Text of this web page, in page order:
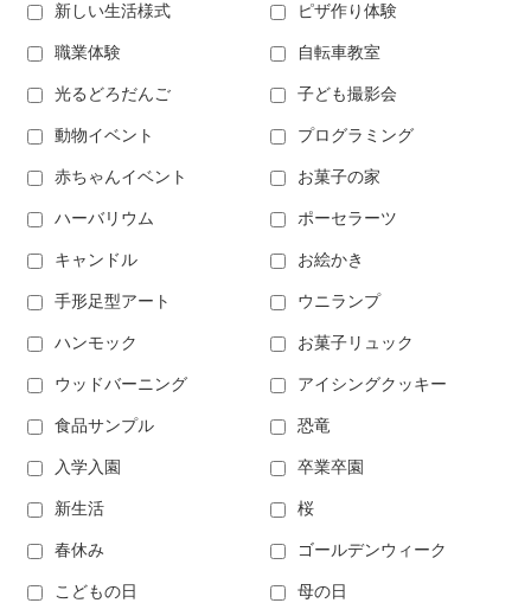
新しい生活様式 ピザ作り体験
職業体験 自転車教室
光るどろだんご 子ども撮影会
動物イベント プログラミング
赤ちゃんイベント お菓子の家
ハーバリウム ポーセラーツ
キャンドル お絵かき
手形足型アート ウニランプ
ハンモック お菓子リュック
ウッドバーニング アイシングクッキー
食品サンプル 恐竜
入学入園 卒業卒園
新生活 桜
春休み ゴールデンウィーク
こどもの日 母の日